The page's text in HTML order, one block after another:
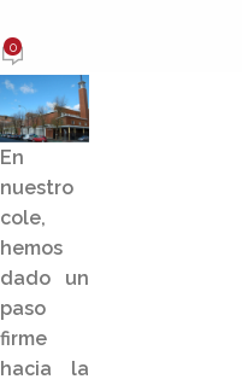
0
En
nuestro
cole,
hemos
dado un
paso
firme
hacia la